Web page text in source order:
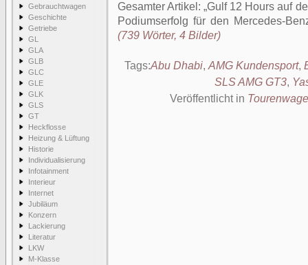
Gebrauchtwagen
Geschichte
Getriebe
GL
GLA
GLB
GLC
GLE
GLK
GLS
GT
Heckflosse
Heizung & Lüftung
Historie
Individualisierung
Infotainment
Interieur
Internet
Jubiläum
Konzern
Lackierung
Literatur
LKW
M-Klasse
Gesamter Artikel: Gulf 12 Hours auf
Podiumserfolg für den Mercedes-
(739 Wörter, 4 Bilder)
Tags:Abu Dhabi, AMG Kundensport,
SLS AMG GT3,
Veröffentlicht in